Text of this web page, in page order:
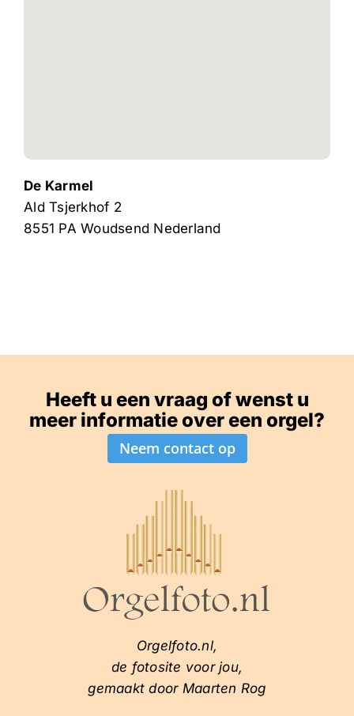
De Karmel
Ald Tsjerkhof 2
8551 PAWoudsend Nederland
Heeft u een vraag of wenst u
meer informatie over een orgel?
Neem contact op
Orgelfoto.nl,
de fotosite voor jou,
gemaakt door Maarten Rog